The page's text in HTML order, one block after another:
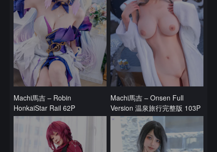
Machi馬吉 – Robin
HonkaiStar Rail 62P
Machi馬吉 – Onsen Full
Version 温泉旅行完整版 103P